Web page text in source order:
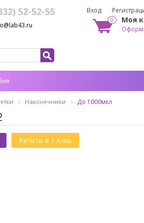
52-52-55 Вход
0 Моя
Наконечники До 1000мкл
Купить в 1 клик